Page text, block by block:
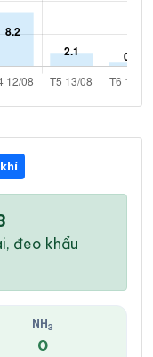
đeo khẩu
NH 3
0